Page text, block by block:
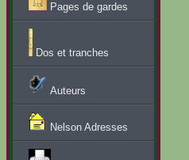
Pages de gardes
Dos et tranches
Auteurs
Nelson Adresses